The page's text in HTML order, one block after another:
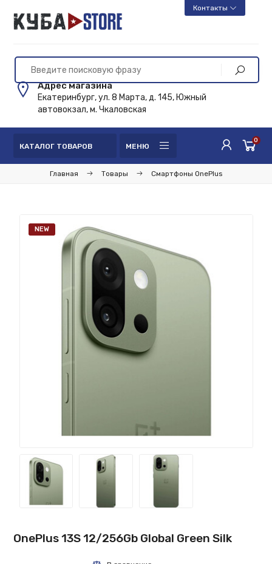
Контакты
Адрес магазина
Екатеринбург, ул. 8 Марта, д. 145, Южный
автовокзал, м. Чкаловская
КАТАЛОГ ТОВАРОВ МЕНЮ
0
Главная Товары Смартфоны OnePlus
NEW
OnePlus 13S 12/256Gb Global Green Silk